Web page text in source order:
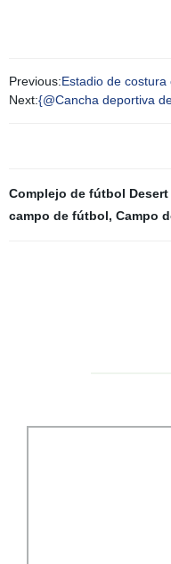
Previous:Estadio de
Next:{@Cancha deportiva
Complejo de fútbol Desert
campo de fútbol, Campo